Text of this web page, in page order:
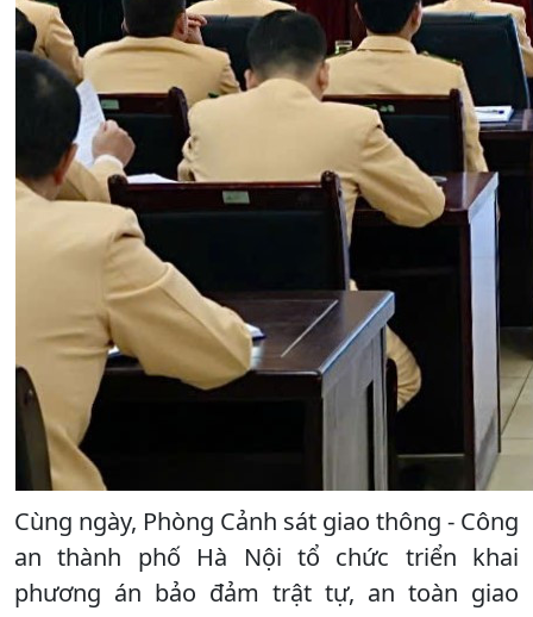
Cùng ngày, Phòng Cảnh sát giao thông - Công
an thành phố Hà Nội tổ chức triển khai
phương án bảo đảm trật tự, an toàn giao